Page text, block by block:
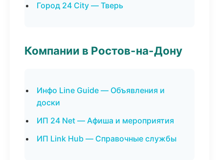
Город 24 City — Тверь
Компании в Ростов-на-Дону
Инфо Line Guide — Объявления и
доски
ИП 24 Net — Афиша и мероприятия
ИП Link Hub — Справочные службы